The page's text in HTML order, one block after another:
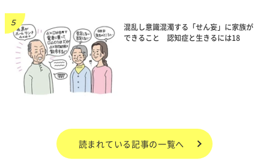
混乱し意識混濁する「せん妄」に家族が
できること 認知症と生きるには18
読まれている記事の一覧へ